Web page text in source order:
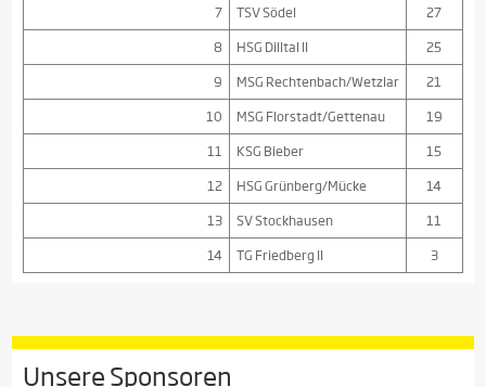
7
TSV Södel
27
8
HSG Dilltal II
25
9
MSG Rechtenbach/Wetzlar
21
10
MSG Florstadt/Gettenau
19
11
KSG Bieber
15
12
HSG Grünberg/Mücke
14
13
SV Stockhausen
11
14
TG Friedberg II 3
Unsere Sponsoren